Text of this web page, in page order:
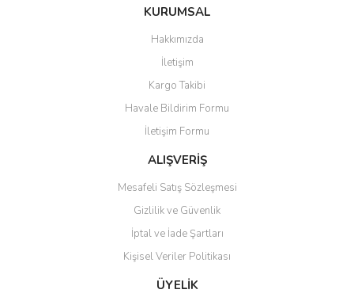
Bu ürüne ilk yorumu siz yapın!
Yorum Yaz
Ürün resmi kalitesiz, bozuk veya görüntülenemiyor.
Ürün açıklamasında eksik bilgiler bulunuyor.
Ürün bilgilerinde hatalar bulunuyor.
Ürün fiyatı diğer sitelerden daha pahalı.
Bu ürüne benzer farklı alternatifler olmalı.
Gönder
KURUMSAL
Hakkımızda
İletişim
Kargo Takibi
Havale Bildirim Formu
İletişim Formu
ALIŞVERİŞ
Mesafeli Satış Sözleşmesi
Gizlilik ve Güvenlik
İptal ve İade Şartları
Kişisel Veriler Politikası
ÜYELİK